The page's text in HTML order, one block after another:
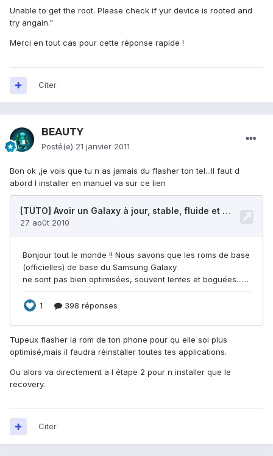
Unable to get the root. Please check if yur device is rooted and
try angain."
Merci en tout cas pour cette réponse rapide !
Citer
BEAUTY
Posté(e) 21 janvier 2011
Bon ok ,je vois que tu n as jamais du flasher ton tel...Il faut d
abord l installer en manuel va sur ce lien
Tupeux flasher la rom de ton phone pour qu elle soi plus
optimisé,mais il faudra réinstaller toutes tes applications.
Ou alors va directement a l étape 2 pour n installer que le
recovery.
Citer